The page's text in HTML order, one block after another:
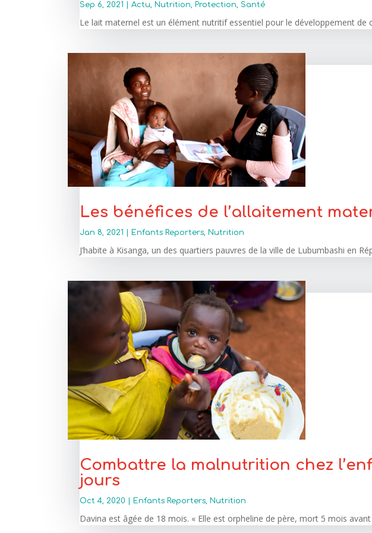
Sep 6, 2021 |Actu, Nutrition, Protection, Santé
Le lait maternel est un élément nutritif essentiel pour le développement de
Les bénéfices de l’allaitement
Jan 8, 2021 Enfants Reporters, Nutrition
J’habite à Kisanga, un des quartiers pauvres de la ville de Lubumbashi en
Combattre la malnutrition chez
jours
Oct 4, 2020 | Enfants Reporters, Nutrition
Davina est âgée de 18 mois. « Elle est orpheline de père, mort 5 mois